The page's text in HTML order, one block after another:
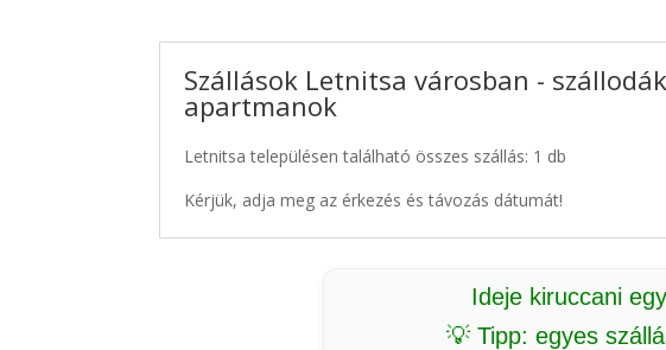
Szállások Letnitsa városban -
apartmanok
Letnitsa településen található összes szállás: 1 db
Kérjük, adja meg az érkezés és távozás dátumát!
Ideje kiruccani
💡 Tipp: egyes